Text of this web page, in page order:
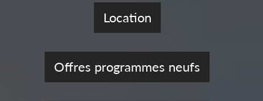
Location
Offres programmes neufs